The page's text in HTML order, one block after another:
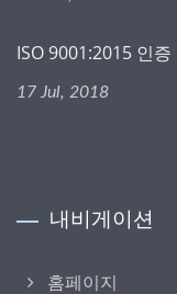
ISO 9001:2015 인증
17 Jul, 2018
내비게이션
홈페이지